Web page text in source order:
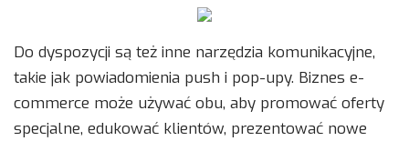
Do dyspozycji są też inne narzędzia komunikacyjne,
takie jak powiadomienia push i pop-upy. Biznes e-
commerce może używać obu, aby promować oferty
specjalne, edukować klientów, prezentować nowe